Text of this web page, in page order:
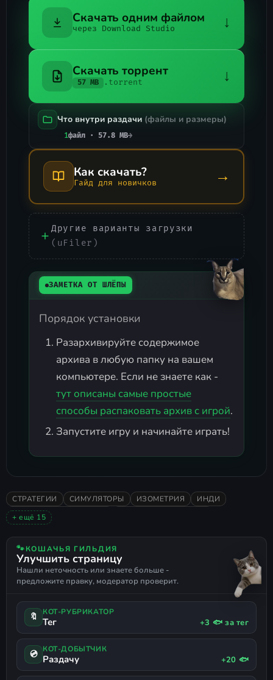
Скачать одним файлом
через Download Studio ↓
Скачать торрент
57 MB .torrent ↓
Что внутри раздачи (файлы и размеры)
1файл · 57.8 MB→
Как скачать?
Гайд для новичков →
Другие варианты загрузки
(uFiler)
ЗАМЕТКА ОТ ШЛЁПЫ
Порядок установки
Разархивируйте содержимое
архива в любую папку на вашем
компьютере. Если не знаете как -
тут описаны самые простые
способы распаковать архив с игрой.
Запустите игру и начинайте играть!
СТРАТЕГИИ СИМУЛЯТОРЫ ИЗОМЕТРИЯ
ИНДИ
ПИКСЕЛЬНАЯ ГРАФИКА
ОДИНОЧНАЯ
СТРОИТЕЛЬСТВО
МЕНЕДЖМЕНТ
РАССЛАБЛЯЮЩАЯ
ЭКОНОМИКА
УПРАВЛЕНИЕ РЕСУРСАМИ
АВТОМАТИЗАЦИЯ
РАЗРУШЕНИЕ IDLER
+ ещё 15
🐾КОШАЧЬЯ ГИЛЬДИЯ
Улучшить страницу
Нашли неточность или знаете больше -
предложите правку, модератор проверит.
🔖 КОТ-РУБРИКАТОР
Тег +3 🐟 за тег
💿 КОТ-ДОБЫТЧИК
Раздачу +20 🐟